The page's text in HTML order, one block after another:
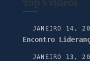
Top 5 vídeos
JANEIRO 14,
Encontro
JANEIRO 13,